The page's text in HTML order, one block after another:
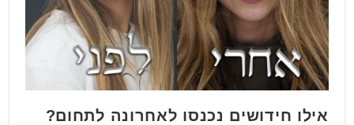
אילו חידושים נכנסו לאחרונה לתחום?